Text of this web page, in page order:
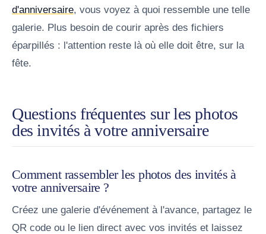
d'anniversaire, vous voyez à quoi ressemble une telle
galerie. Plus besoin de courir après des fichiers
éparpillés : l'attention reste là où elle doit être, sur la
fête.
Questions fréquentes sur les photos
des invités à votre anniversaire
Comment rassembler les photos des invités à
votre anniversaire ?
Créez une galerie d'événement à l'avance, partagez le
QR code ou le lien direct avec vos invités et laissez